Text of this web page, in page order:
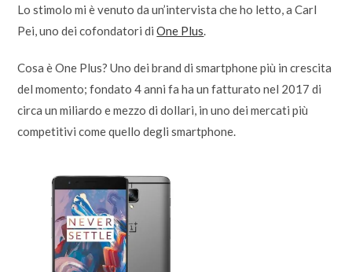
Lo stimolo mi è venuto da un’intervista che ho letto, a Carl
Pei, uno dei cofondatori diOne Plus.
Cosa è One Plus? Uno dei brand di smartphone più in crescita
del momento; fondato 4 anni fa ha un fatturato nel 2017 di
circa un miliardo e mezzo di dollari, in uno dei mercati più
competitivi come quello degli smartphone.